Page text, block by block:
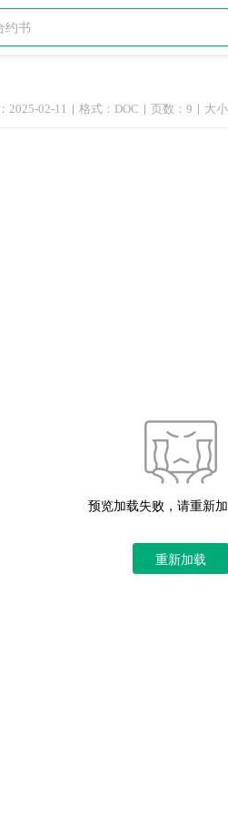
2025-02-11 格式：DOC 页数：9 大
预览加载失败，请重新
重新加载